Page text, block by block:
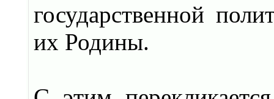
государственной
их Родины.